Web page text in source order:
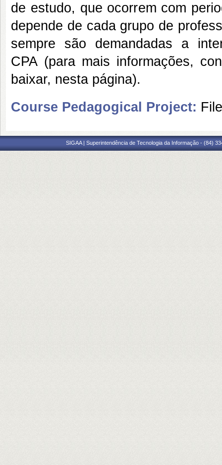
de estudo, que ocorrem com
depende de cada grupo de
sempre são demandadas a
CPA (para mais informações,
baixar, nesta página).
Course Pedagogical Project:
SIGAA | Superintendência de Tecnologia da Informação - (84)